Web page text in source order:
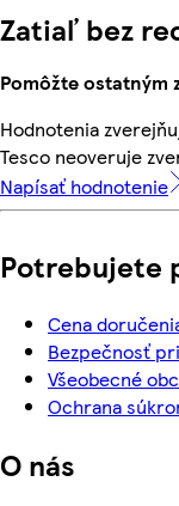
Zatiaľ bez
Pomôžte ostatným
Hodnotenia
Tesco neoveruje
Napísať hodnotenie
Potrebujete
Cena
Bezpečnosť
Všeobecné
Ochrana
O nás